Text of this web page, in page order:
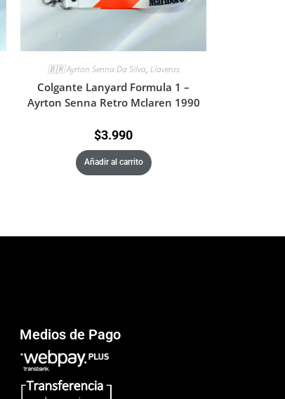
🇧🇷 Ayrton Senna Da Silva, Llaveros
Colgante Lanyard Formula 1 –
Ayrton Senna Retro Mclaren 1990
$3.990
Añadir al carrito
Medios de Pago